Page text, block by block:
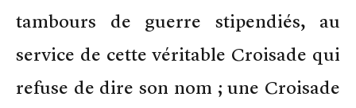
tambours de guerre stipendiés, au
service de cette véritable Croisade qui
refuse de dire son nom ; une Croisade